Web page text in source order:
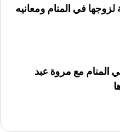
في المنام ومعانيه
المنام مع مروة عبد